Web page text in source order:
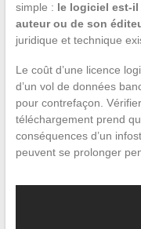
simple : le logiciel est-il
auteur ou de son
juridique et technique
Le coût d’une licence
d’un vol de données
pour contrefaçon.
téléchargement prend
conséquences d’un
peuvent se prolonger